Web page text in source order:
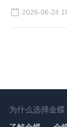
域企业智能化转
2026-06-24
为什么选择金蝶